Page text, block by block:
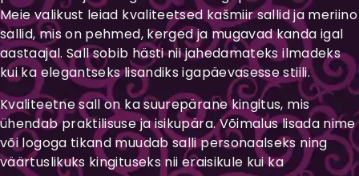
Meie valikust leiad kvaliteetsed kašmiir sallid ja meriino
sallid, mis on pehmed, kerged ja mugavad kanda igal
aastaajal. Sall sobib hästi nii jahedamateks ilmadeks
kui ka elegantseks lisandiks igapäevasesse stiili.
Kvaliteetne sall on ka suurepärane kingitus, mis
ühendab praktilisuse ja isikupära. Võimalus lisada nime
või logoga tikand muudab salli personaalseks ning
väärtuslikuks kingituseks nii eraisikule kui ka